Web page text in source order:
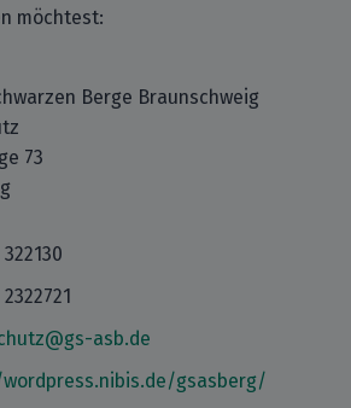
möchtest:
Berge Braunschweig
73
asb.de
gsasberg/